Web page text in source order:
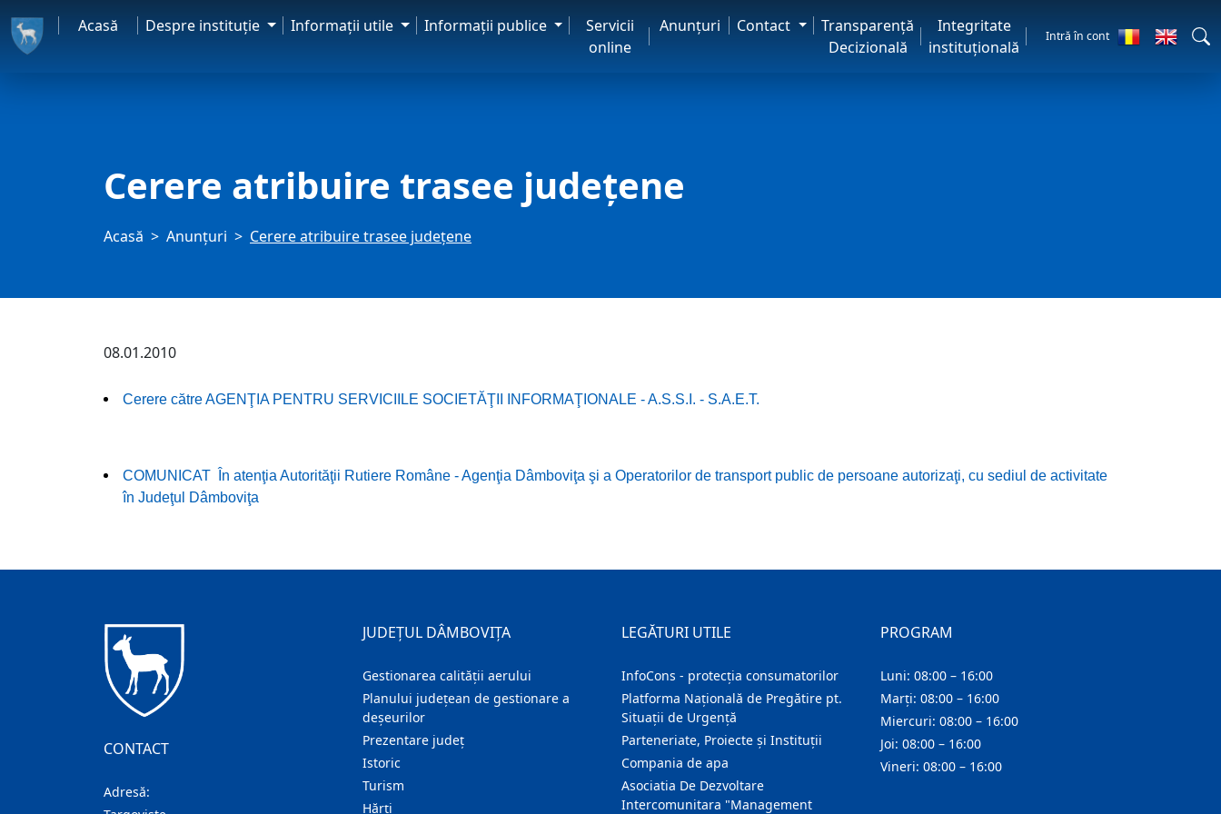
Acasă Despre instituţie Informaţii utile Informaţii publice
Servicii
online
Anunţuri Contact
Transparență
Decizională
Integritate
instituțională
Intră în cont
Cerere atribuire trasee judeţene
Acasă Anunţuri Cerere atribuire trasee judeţene
08.01.2010
Cerere către AGENŢIA PENTRU SERVICIILE SOCIETĂŢII INFORMAŢIONALE - A.S.S.I. - S.A.E.T.
COMUNICAT În atenţia Autorităţii Rutiere Române - Agenţia Dâmboviţa şi a Operatorilor de transport public de persoane autorizaţi, cu sediul de activitate
în Judeţul Dâmboviţa
CONTACT
Adresă:
JUDEȚUL DÂMBOVIȚA
Gestionarea calității aerului
Planului județean de gestionare a
deșeurilor
Prezentare judeţ
Istoric
Turism
Hărţi
LEGĂTURI UTILE
InfoCons - protecția consumatorilor
Platforma Națională de Pregătire pt.
Situații de Urgență
Parteneriate, Proiecte și Instituții
Compania de apa
Asociatia De Dezvoltare
Intercomunitara "Management
PROGRAM
Luni: 08:00 – 16:00
Marți: 08:00 – 16:00
Miercuri: 08:00 – 16:00
Joi: 08:00 – 16:00
Vineri: 08:00 – 16:00